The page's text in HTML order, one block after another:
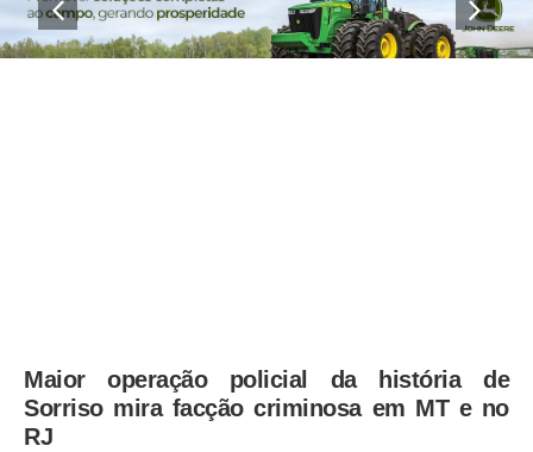
Maior operação policial da história de
Sorriso mira facção criminosa em MT e no
RJ